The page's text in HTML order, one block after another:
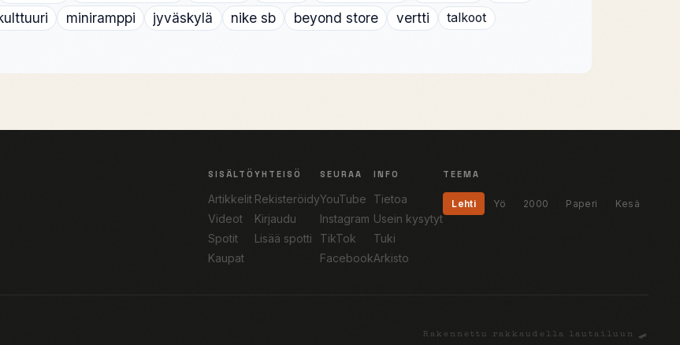
miniramppi jyväskylä nike sb beyond store vertti
talkoot
SISÄLTÖ
Artikkelit
Videot
Spotit
Kaupat
YHTEISÖ
Rekisteröidy
Kirjaudu
Lisää spotti
SEURAA
YouTube
Instagram
TikTok
Facebook
INFO
Tietoa
Usein kysytyt
Tuki
Arkisto
TEEMA
Lehti Yö 2000 Paperi Kesä
Rakennettu rakkaudella lautailuun 🛹